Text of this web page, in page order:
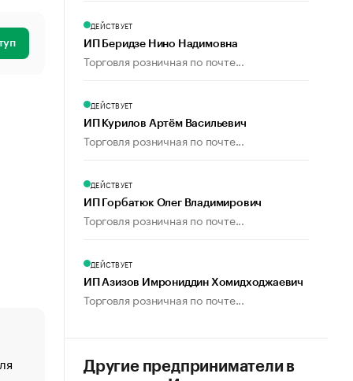
«От спорта тело стареет иначе». Как живет глава
ДЕЙСТВУЕТ
ИП Беридзе Нино Надимовна
Торговля розничная по почте...
ДЕЙСТВУЕТ
ИП Курилов Артём Васильевич
Торговля розничная по почте...
ДЕЙСТВУЕТ
ИП Горбатюк Олег Владимирович
Торговля розничная по почте...
ДЕЙСТВУЕТ
ИП Азизов Имрониддин Хомидходжаевич
Торговля розничная по почте...
Другие предприниматели в